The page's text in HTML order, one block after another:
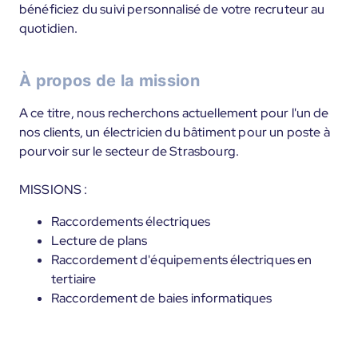
bénéficiez du suivi personnalisé de votre recruteur au
quotidien.
À propos de la mission
A ce titre, nous recherchons actuellement pour l'un de
nos clients, un électricien du bâtiment pour un poste à
pourvoir sur le secteur de Strasbourg.
MISSIONS :
Raccordements électriques
Lecture de plans
Raccordement d'équipements électriques en
tertiaire
Raccordement de baies informatiques